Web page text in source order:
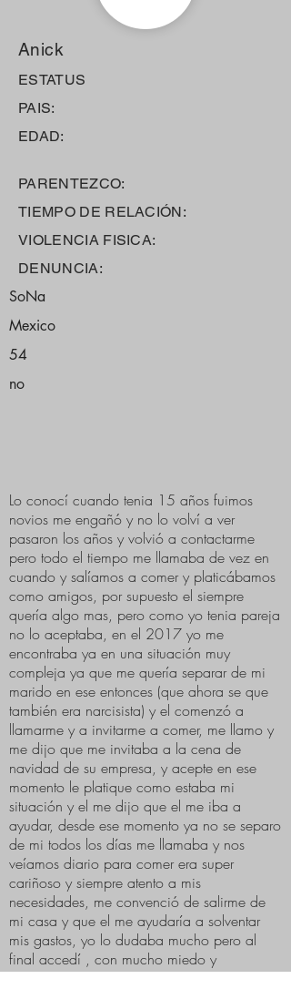
Anick
ESTATUS
PAIS:
EDAD:
PARENTEZCO:
TIEMPO DE RELACIÓN:
VIOLENCIA FISICA:
DENUNCIA:
SoNa
Mexico
54
no
Lo conocí cuando tenia 15 años fuimos
novios me engañó y no lo volví a ver
pasaron los años y volvió a contactarme
pero todo el tiempo me llamaba de vez en
cuando y salíamos a comer y platicábamos
como amigos, por supuesto el siempre
quería algo mas, pero como yo tenia pareja
no lo aceptaba, en el 2017 yo me
encontraba ya en una situación muy
compleja ya que me quería separar de mi
marido en ese entonces (que ahora se que
también era narcisista) y el comenzó a
llamarme y a invitarme a comer, me llamo y
me dijo que me invitaba a la cena de
navidad de su empresa, y acepte en ese
momento le platique como estaba mi
situación y el me dijo que el me iba a
ayudar, desde ese momento ya no se separo
de mi todos los días me llamaba y nos
veíamos diario para comer era super
cariñoso y siempre atento a mis
necesidades, me convenció de salirme de
mi casa y que el me ayudaría a solventar
mis gastos, yo lo dudaba mucho pero al
final accedí , con mucho miedo y
desconfianza estaba totalmente vulnerable y